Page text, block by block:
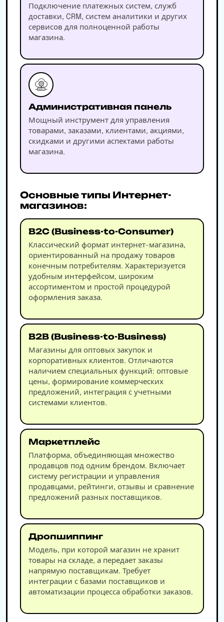
Подключение платежных систем, служб
доставки, CRM, систем аналитики и других
сервисов для полноценной работы
магазина.
Административная панель
Мощный инструмент для управления
товарами, заказами, клиентами, акциями,
скидками и другими аспектами работы
магазина.
Основные типы Интернет-
магазинов:
B2C (Business-to-Consumer)
Классический формат интернет-магазина,
ориентированный на продажу товаров
конечным потребителям. Характеризуется
удобным интерфейсом, широким
ассортиментом и простой процедурой
оформления заказа.
B2B (Business-to-Business)
Магазины для оптовых закупок и
корпоративных клиентов. Отличаются
наличием специальных функций: оптовые
цены, формирование коммерческих
предложений, интеграция с учетными
системами клиентов.
Маркетплейс
Платформа, объединяющая множество
продавцов под одним брендом. Включает
систему регистрации и управления
продавцами, рейтинги, отзывы и сравнение
предложений разных поставщиков.
Дропшиппинг
Модель, при которой магазин не хранит
товары на складе, а передает заказы
напрямую поставщикам. Требует
интеграции с базами поставщиков и
автоматизации процесса обработки заказов.